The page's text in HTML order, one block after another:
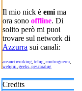
Il mio nick è emi ma
ora sono offline. Di
solito però mi puoi
trovare sul network di
Azzurra sui canali:
areanetworking, telug, controguerra,
webgui, geeks, pescaralug
Credits